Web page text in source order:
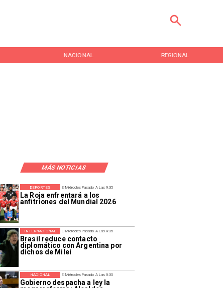
NACIONAL REGIONAL
MÁS NOTICIAS
El Miércoles Pasado A Las 9:35
La Roja enfrentará a los
anfitriones del Mundial 2026
DEPORTES
El Miércoles Pasado A Las 9:35
Brasil reduce contacto
diplomático con Argentina por
dichos de Milei
INTERNACIONAL
El Miércoles Pasado A Las 9:35
Gobierno despacha a ley la
NACIONAL